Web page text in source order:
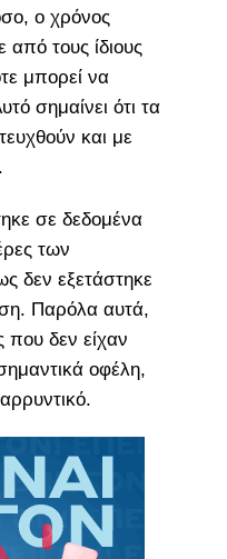
ο χρόνος
τους ίδιους
μπορεί να
σημαίνει ότι τα
και με
σε δεδομένα
των
δεν εξετάστηκε
Παρόλα αυτά,
που δεν είχαν
οφέλη,